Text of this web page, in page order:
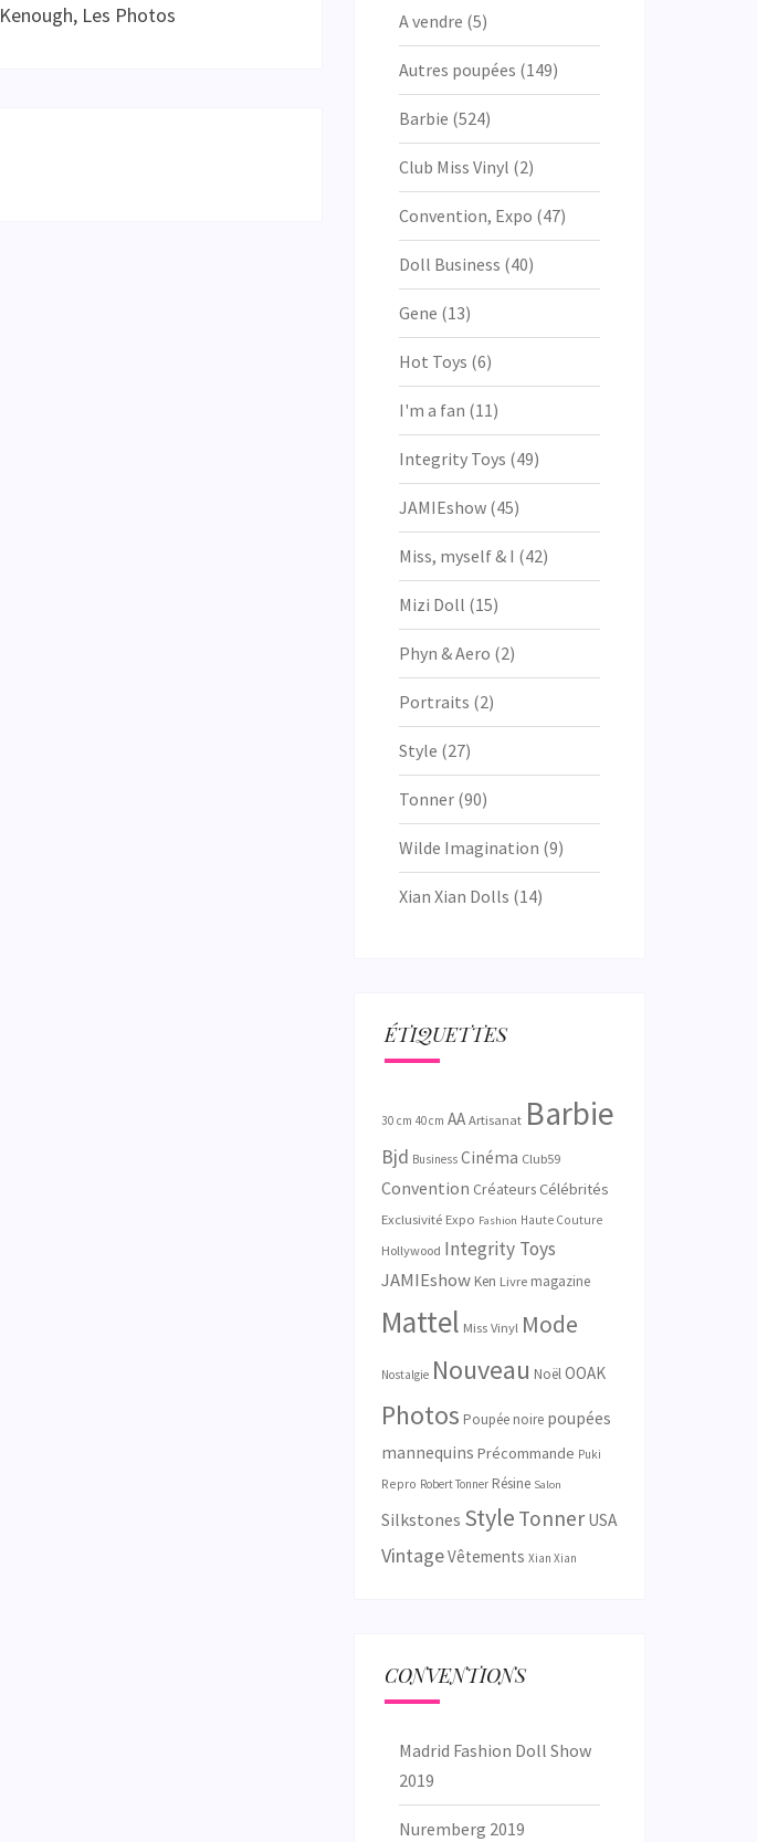
Kenough, Les Photos A vendre (5)
Autres poupées (149)
Barbie (524)
Club Miss Vinyl (2)
Convention, Expo (47)
Doll Business (40)
Gene (13)
Hot Toys (6)
I'm a fan (11)
Integrity Toys (49)
JAMIEshow(45)
Miss, myself & I (42)
Mizi Doll (15)
Phyn & Aero (2)
Portraits (2)
Style (27)
Tonner(90)
Wilde Imagination (9)
Xian Xian Dolls (14)
ÉTIQUETTES
30 cm 40 cm AA Artisanat Barbie
Bjd Business Cinéma Club59
Convention CréateursCélébrités
Exclusivité Expo Fashion Haute Couture
Hollywood Integrity Toys
JAMIEshow Ken Livre magazine
Mattel Miss Vinyl Mode
Nostalgie Nouveau Noël OOAK
Photos Poupée noire poupées
mannequins Précommande Puki
Repro Robert Tonner Résine Salon
Silkstones Style Tonner USA
VintageVêtements Xian Xian
CONVENTIONS
Madrid Fashion Doll Show
2019
Nuremberg 2019